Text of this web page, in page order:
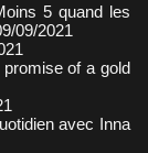
5 quand les
09/2021
of a gold
avec Inna